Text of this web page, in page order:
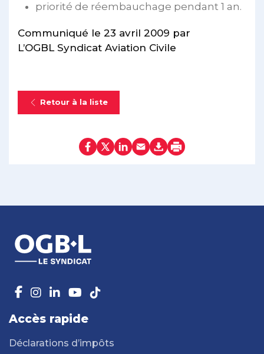
priorité de réembauchage pendant 1 an.
Communiqué le 23 avril 2009 par
L’OGBL Syndicat Aviation Civile
Retour à la liste
Accès rapide
Déclarations d’impôts